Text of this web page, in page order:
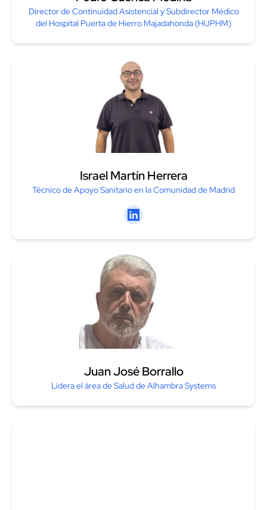
de datos en proyectos de
investigación
Módulo 11. Cuadros de Mando y
visualizaciones de datos sanitarios
[4 ECTS /100 h]
Módulo 12. Proyecto Fin de
[6 ECTS /150 h]
Director de Continuidad Asistencial y Subdirector Médico
del Hospital Puerta de Hierro Majadahonda (HUPHM)
Israel Martín Herrera
Técnico de Apoyo Sanitario en la Comunidad de Madrid
Linkedin
Juan José Borrallo
Lidera el área de Salud de Alhambra Systems